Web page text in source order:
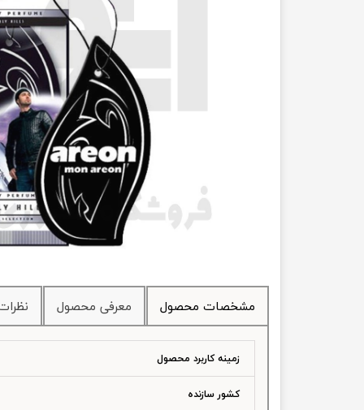
قطعات
فرمان،
لوازم
کاسه
لوله
تسمه
لوله
مشخصات محصول معرفی محصول
زمینه کاربرد محصول
کشور سازنده